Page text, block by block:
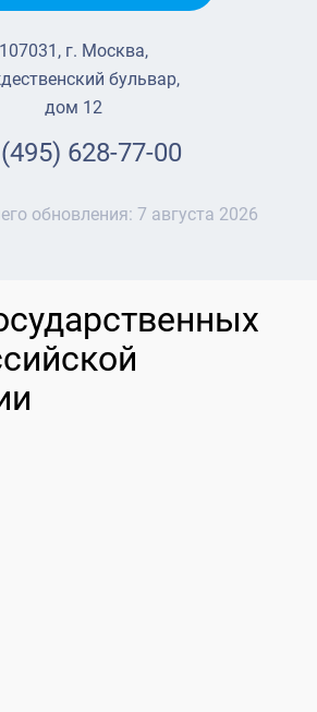
107031, г. Москва,
бульвар,
дом 12
628-77-00
обновления: 7 августа 2026